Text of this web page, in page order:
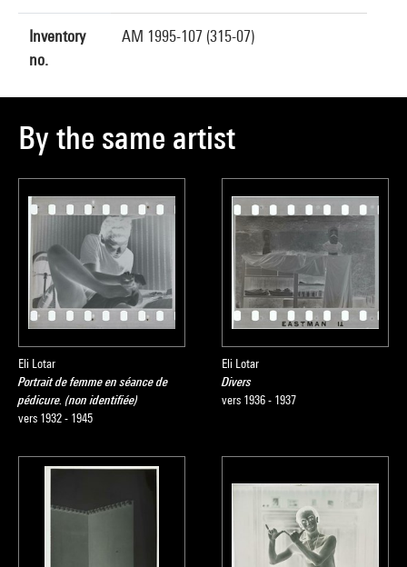
Inventory
no.
AM 1995-107 (315-07)
By the same artist
Eli Lotar
Portrait de femme en séance de
pédicure. (non identifiée)
vers 1932 - 1945
Eli Lotar
Divers
vers 1936 - 1937